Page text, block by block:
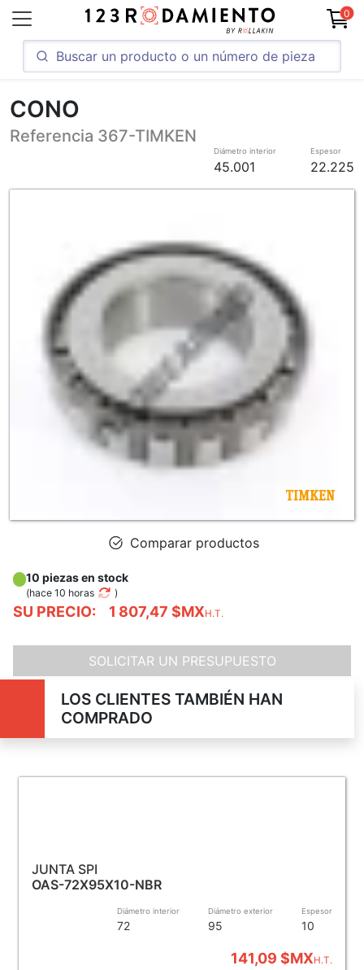
0
CONO
Referencia 367-TIMKEN
Diámetro interior
45.001
Espesor
22.225
Comparar productos
SU PRECIO: 1 807,47 $MXH.T.
10 piezas en stock
(hace 10 horas )
SOLICITAR UN PRESUPUESTO
LOS CLIENTES TAMBIÉN HAN
COMPRADO
JUNTA SPI
OAS-72X95X10-NBR
Diámetro interior
72
Diámetro exterior
95
Espesor
10
141,09 $MXH.T.